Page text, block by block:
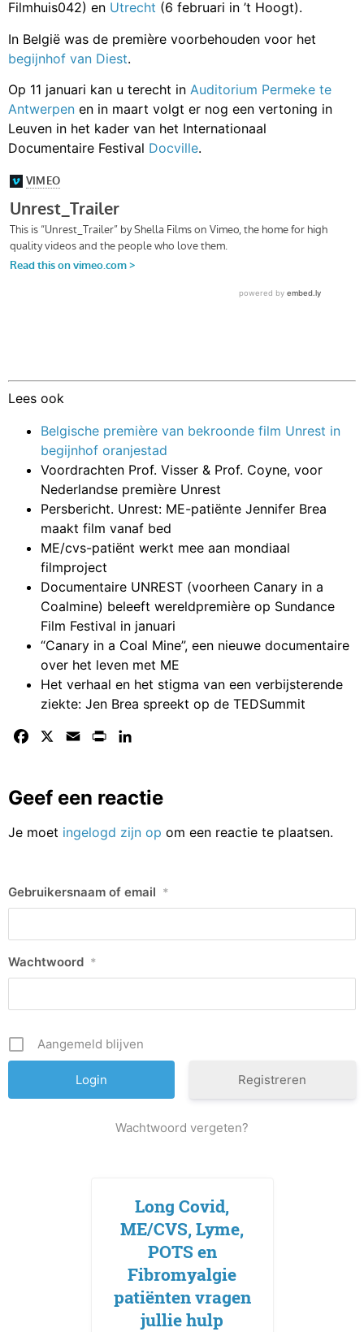
Filmhuis042) en Utrecht (6 februari in ’t Hoogt).
In België was de première voorbehouden voor het
begijnhof van Diest.
Op 11 januari kan u terecht in Auditorium Permeke te
Antwerpen en in maart volgt er nog een vertoning in
Leuven in het kader van het Internationaal
Documentaire Festival Docville.
Lees ook
Belgische première van bekroonde film Unrest in
begijnhof oranjestad
Voordrachten Prof. Visser & Prof. Coyne, voor
Nederlandse première Unrest
Persbericht. Unrest: ME-patiënte Jennifer Brea
maakt film vanaf bed
ME/cvs-patiënt werkt mee aan mondiaal
filmproject
Documentaire UNREST (voorheen Canary in a
Coalmine) beleeft wereldpremière op Sundance
Film Festival in januari
“Canary in a Coal Mine”, een nieuwe documentaire
over het leven met ME
Het verhaal en het stigma van een verbijsterende
ziekte: Jen Brea spreekt op de TEDSummit
Facebook Email Print
Geef een reactie
Je moet ingelogd zijn op om een reactie te plaatsen.
Gebruikersnaam of email *
Wachtwoord *
Aangemeld blijven
Registreren
Wachtwoord vergeten?
Long Covid,
ME/CVS, Lyme,
POTS en
Fibromyalgie
patiënten vragen
jullie hulp